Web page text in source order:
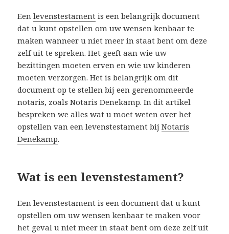
Eenlevenstestament is een belangrijk document
dat u kunt opstellen om uw wensen kenbaar te
maken wanneer u niet meer in staat bent om deze
zelf uit te spreken. Het geeft aan wie uw
bezittingen moeten erven en wie uw kinderen
moeten verzorgen. Het is belangrijk om dit
document op te stellen bij een gerenommeerde
notaris, zoals Notaris Denekamp. In dit artikel
bespreken we alles wat u moet weten over het
opstellen van een levenstestament bijNotaris
Denekamp.
Wat is een levenstestament?
Een levenstestament is een document dat u kunt
opstellen om uw wensen kenbaar te maken voor
het geval u niet meer in staat bent om deze zelf uit